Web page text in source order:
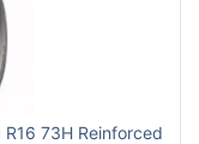
73H Reinforced